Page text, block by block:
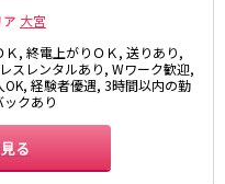
ア 大宮
, 終電上がりＯＫ, 送りあり,
スレンタルあり, Wワーク歓迎,
経験者優遇, 3時間以内の勤
クあり
る
・綱島
老名・座間
駅